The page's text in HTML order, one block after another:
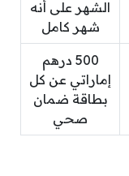
الشهر على أنه
شهر كامل
500 درهم
إماراتي عن كل
بطاقة ضمان
صحي